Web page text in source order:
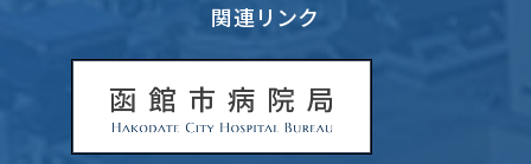
関連リンク